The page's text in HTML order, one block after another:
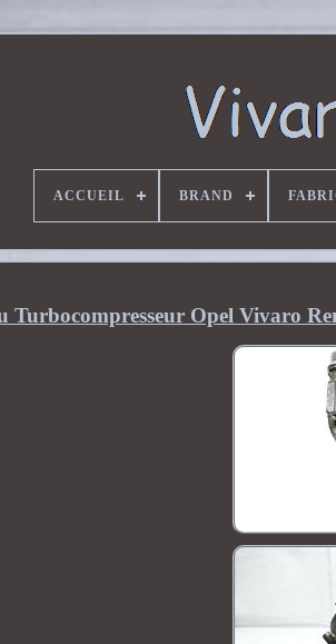
ACCUEIL BRAND
Turbocompresseur Opel Vivaro